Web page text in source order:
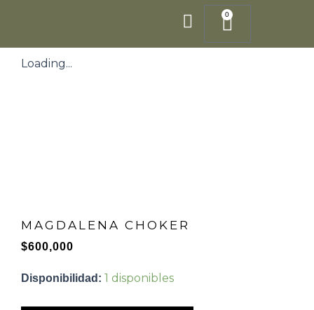
0
Cart
Loading...
MAGDALENA CHOKER
$600,000
Disponibilidad: 1 disponibles
MAGDALENA